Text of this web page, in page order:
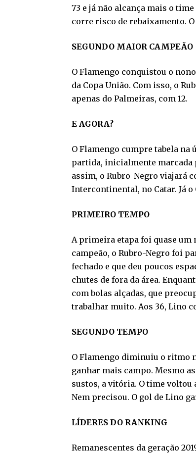
73 e já não alcança mais o
corre risco de rebaixamento.
SEGUNDO MAIOR CAMPEÃO
O Flamengo conquistou o
da Copa União. Com isso, o
apenas do Palmeiras, com 12.
E AGORA?
O Flamengo cumpre tabela
partida, inicialmente marcada
assim, o Rubro-Negro viajará
Intercontinental, no Catar. Já
PRIMEIRO TEMPO
A primeira etapa foi quase um
campeão, o Rubro-Negro foi
fechado e que deu poucos
chutes de fora da área.
com bolas alçadas, que
trabalhar muito. Aos 36, Lino
SEGUNDO TEMPO
O Flamengo diminuiu o ritmo
ganhar mais campo. Mesmo
sustos, a vitória. O time voltou
Nem precisou. O gol de Lino
LÍDERES DO RANKING
Remanescentes da geração